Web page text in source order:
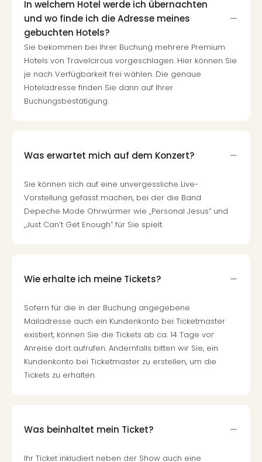
In welchem Hotel werde ich übernachten
und wo finde ich die Adresse meines
gebuchten Hotels?
Sie bekommen bei Ihrer Buchung mehrere Premium
Hotels von Travelcircus vorgeschlagen. Hier können Sie
je nach Verfügbarkeit frei wählen. Die genaue
Hoteladresse finden Sie dann auf Ihrer
Buchungsbestätigung.
Was erwartet mich auf dem Konzert?
Sie können sich auf eine unvergessliche Live-
Vorstellung gefasst machen, bei der die Band
Depeche Mode Ohrwürmer wie „Personal Jesus” und
„Just Can’t Get Enough” für Sie spielt.
Wie erhalte ich meine Tickets?
Sofern für die in der Buchung angegebene
Mailadresse auch ein Kundenkonto bei Ticketmaster
existiert, können Sie die Tickets ab ca. 14 Tage vor
Anreise dort aufrufen. Andernfalls bitten wir Sie, ein
Kundenkonto bei Ticketmaster zu erstellen, um die
Tickets zu erhalten.
Was beinhaltet mein Ticket?
Ihr Ticket inkludiert neben der Show auch eine